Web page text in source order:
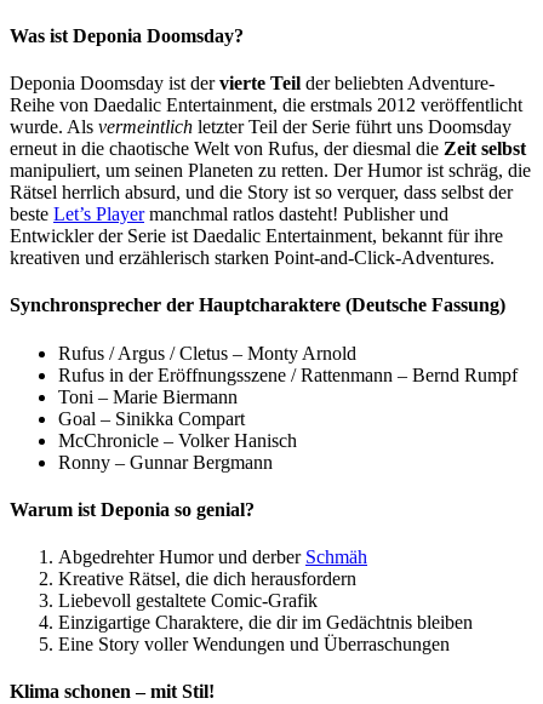
Was ist Deponia Doomsday?
Deponia Doomsday ist dervierte Teil der beliebten Adventure-
Reihe von Daedalic Entertainment, die erstmals 2012 veröffentlicht
wurde. Als vermeintlich letzter Teil der Serie führt uns Doomsday
erneut in die chaotische Welt von Rufus, der diesmal die Zeit selbst
manipuliert, um seinen Planeten zu retten. Der Humor ist schräg, die
Rätsel herrlich absurd, und die Story ist so verquer, dass selbst der
beste Let’s Playermanchmal ratlos dasteht! Publisher und
Entwickler der Serie ist Daedalic Entertainment, bekannt für ihre
kreativen und erzählerisch starken Point-and-Click-Adventures.
Synchronsprecher der Hauptcharaktere (Deutsche Fassung)
Rufus / Argus / Cletus – Monty Arnold
Rufus in der Eröffnungsszene / Rattenmann – Bernd Rumpf
Toni – Marie Biermann
Goal – Sinikka Compart
McChronicle – Volker Hanisch
Ronny – Gunnar Bergmann
Warum ist Deponia so genial?
Abgedrehter Humor und derber Schmäh
Kreative Rätsel, die dich herausfordern
Liebevoll gestaltete Comic-Grafik
Einzigartige Charaktere, die dir im Gedächtnis bleiben
Eine Story voller Wendungen und Überraschungen
Klima schonen – mit Stil!